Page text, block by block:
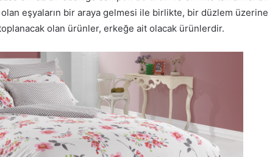
eşyaların bir araya gelmesi ile birlikte, bir düzlem üzerine
olan ürünler, erkeğe ait olacak ürünlerdir.